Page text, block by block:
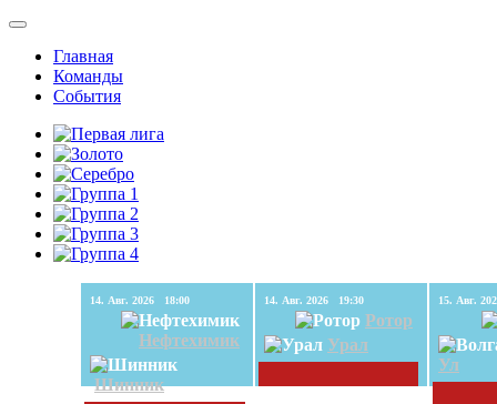
Главная
Команды
События
14. Авг. 2026 18:00
Нефтехимик
Шинник
14. Авг. 2026 19:30
Ротор
Урал
Ул